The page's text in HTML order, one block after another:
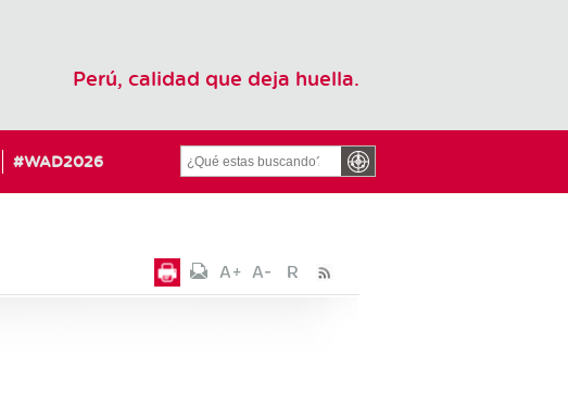
Perú, calidad que deja huella.
#WAD2026